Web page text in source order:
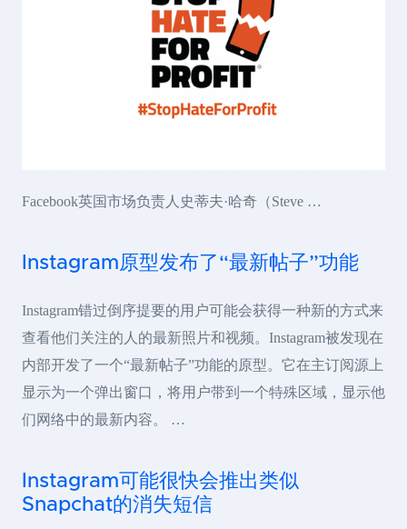
Facebook英国市场负责人史蒂夫·哈奇（Steve …
Instagram原型发布了“最新帖子”功能
Instagram错过倒序提要的用户可能会获得一种新的方式来
查看他们关注的人的最新照片和视频。Instagram被发现在
内部开发了一个“最新帖子”功能的原型。它在主订阅源上
显示为一个弹出窗口，将用户带到一个特殊区域，显示他
们网络中的最新内容。 …
Instagram可能很快会推出类似
Snapchat的消失短信